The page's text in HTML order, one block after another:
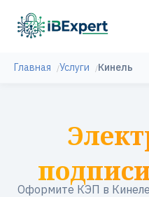
Главная Услуги Кинель
Оформите КЭП в